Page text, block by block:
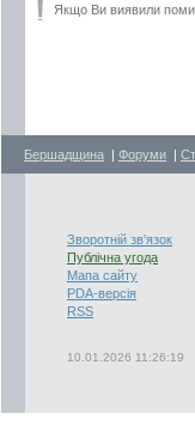
Якщо Ви виявили
Бершадщина | Форуми |
Зворотній зв'язок
Публічна угода
Мапа сайту
PDA-версія
RSS
10.01.2026 11:26:19